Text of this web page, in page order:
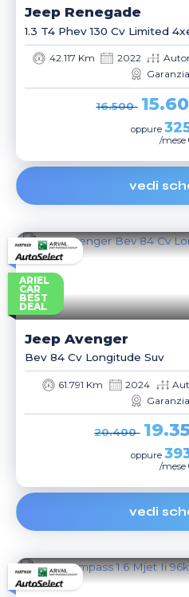
Jeep Renegade
1.3 T4 Phev 130 Cv Limited
42.117 Km 2022
Garanzia
16.500
oppure
/mese
vedi
ARIEL
CAR
BEST
DEAL
Jeep Avenger
Bev 84 Cv Longitude Suv
61.791 Km 2024
Garanzia
20.400
oppure
/mese
vedi